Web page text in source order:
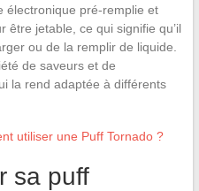
électronique pré-remplie et
être jetable, ce qui signifie qu’il
ou de la remplir de liquide.
de saveurs et de
la rend adaptée à différents
utiliser une Puff Tornado ?
sa puff